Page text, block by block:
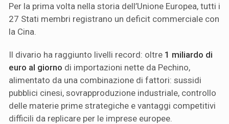
Per la prima volta nella storia dell’Unione Europea, tutti i
27 Stati membri registrano un deficit commerciale con
la Cina.
Il divario ha raggiunto livelli record: oltre 1 miliardo di
euro al giorno di importazioni nette da Pechino,
alimentato da una combinazione di fattori: sussidi
pubblici cinesi, sovrapproduzione industriale, controllo
delle materie prime strategiche e vantaggi competitivi
difficili da replicare per le imprese europee.